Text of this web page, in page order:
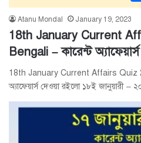
Atanu Mondal January 19, 2023
18th January Current
Bengali – কারেন্ট অ্যাফেয়ার্স
18th January Current Affairs Quiz
অ্যাফেয়ার্স দেওয়া রইলো ১৮ই জানুয়ারী –